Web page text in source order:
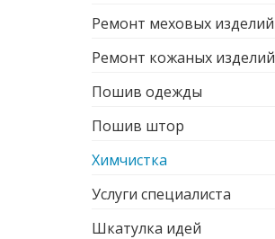
Ремонт меховых изделий
Ремонт кожаных изделий
Пошив одежды
Пошив штор
Химчистка
Услуги специалиста
Шкатулка идей